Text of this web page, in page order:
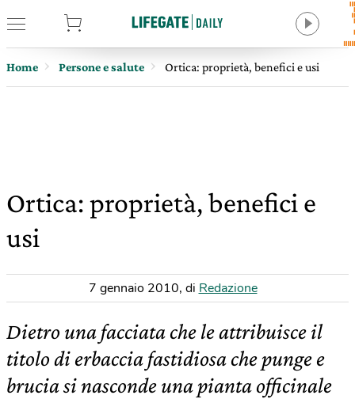
Home Persone e salute Ortica: proprietà, benefici e usi
Ortica: proprietà, benefici e
usi
7 gennaio 2010, di Redazione
Dietro una facciata che le attribuisce il
titolo di erbaccia fastidiosa che punge e
brucia si nasconde una pianta officinale